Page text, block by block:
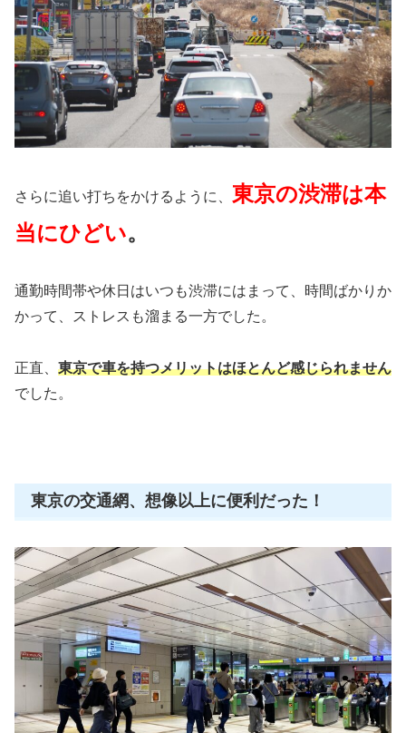
さらに追い打ちをかけるように、 東京の渋滞は本
当にひどい。
通勤時間帯や休日はいつも渋滞にはまって、時間ばかりか
かって、ストレスも溜まる一方でした。
正直、 東京で車を持つメリットはほとんど感じられません
でした。
東京の交通網、想像以上に便利だった！